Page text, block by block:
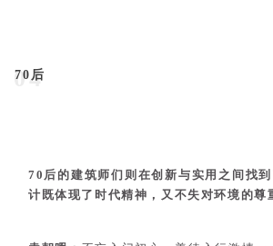
04
70后
70后的建筑师们则在创新与实用之间找
计既体现了时代精神，又不失对环境的尊